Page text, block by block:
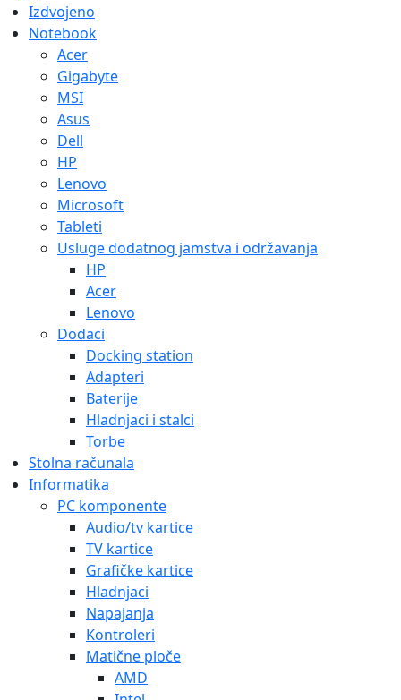
Izdvojeno
Notebook
Acer
Gigabyte
MSI
Asus
Dell
HP
Lenovo
Microsoft
Tableti
Usluge dodatnog jamstva i održavanja
HP
Acer
Lenovo
Dodaci
Docking station
Adapteri
Baterije
Hladnjaci i stalci
Torbe
Stolna računala
Informatika
PC komponente
Audio/tv kartice
TV kartice
Grafičke kartice
Hladnjaci
Napajanja
Kontroleri
Matične ploče
AMD